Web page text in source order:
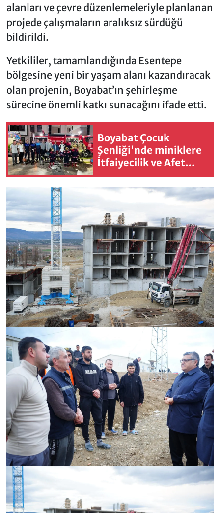
alanları ve çevre düzenlemeleriyle planlanan
projede çalışmaların aralıksız sürdüğü
bildirildi.
Yetkililer, tamamlandığında Esentepe
bölgesine yeni bir yaşam alanı kazandıracak
olan projenin, Boyabat’ın şehirleşme
sürecine önemli katkı sunacağını ifade etti.
Boyabat Çocuk
Şenliği'nde miniklere
İtfaiyecilik ve Afet
Eğitim